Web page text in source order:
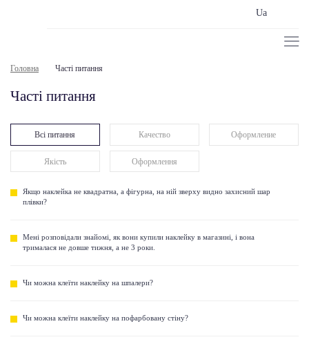
Ua
Головна Часті питання
Часті питання
Якщо наклейка не квадратна, а фігурна, на ній зверху видно захисний шар
плівки?
Мені розповідали знайомі, як вони купили наклейку в магазині, і вона
трималася не довше тижня, а не 3 роки.
Чи можна клеїти наклейку на шпалери?
Чи можна клеїти наклейку на пофарбовану стіну?
Всі питання Качество Оформление
Якість Оформлення